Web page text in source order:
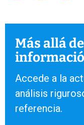
Más allá
Accede a la
análisis
referencia.